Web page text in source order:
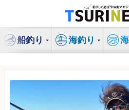
ン
船釣り 海釣り